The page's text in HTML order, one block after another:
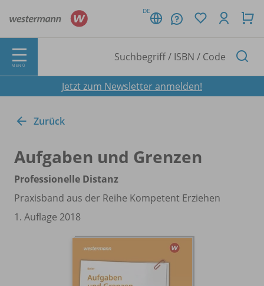
DE
MENÜ
Jetzt zum Newsletter anmelden!
Zurück
Aufgaben und Grenzen
Professionelle Distanz
Praxisband aus der Reihe Kompetent Erziehen
1. Auflage 2018